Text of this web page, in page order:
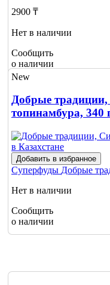
2900 ₸
Нет в наличии
Сообщить
о наличии
New
Добрые
топинамбура, 340
Добавить в избранное
Суперфуды Добрые
Нет в наличии
Сообщить
о наличии